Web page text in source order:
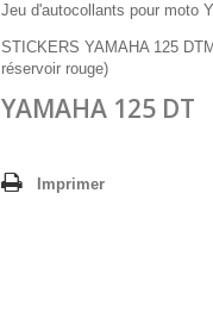
Jeu d'autocollants pour moto
STICKERS YAMAHA 125
réservoir rouge)
YAMAHA 125 DT
Imprimer